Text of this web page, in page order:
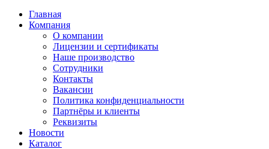
Главная
Компания
О компании
Лицензии и сертификаты
Наше производство
Сотрудники
Контакты
Вакансии
Политика конфиденциальности
Партнёры и клиенты
Реквизиты
Новости
Каталог